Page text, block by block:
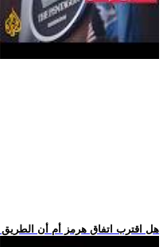
.. هل اقترب اتفاق هرمز أم أن الطريق